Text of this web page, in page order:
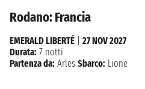
Rodano: Francia
EMERALD LIBERTÉ
27 NOV 2027
Durata: 7 notti
Partenza da: Arles Sbarco: Lione